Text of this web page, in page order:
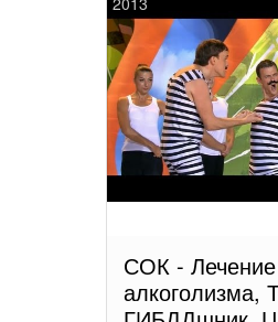
СОК - Лечение
алкоголизма,